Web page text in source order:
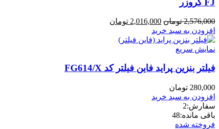
2,576,000 تومان قیمت
اصلی:
2,576,000 تومان
2,016,000 تومان
افزودن به سبد خرید
نمایش سریع
فیلتر بنزین پراید فاین فیلتر کد FG614/X
280,000 تومان
افزودن به سبد خرید
سفارش:2
باقی مانده:48
فروخته شده